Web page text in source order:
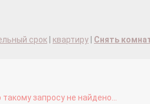
срок квартиру Снять
запросу не найдено...